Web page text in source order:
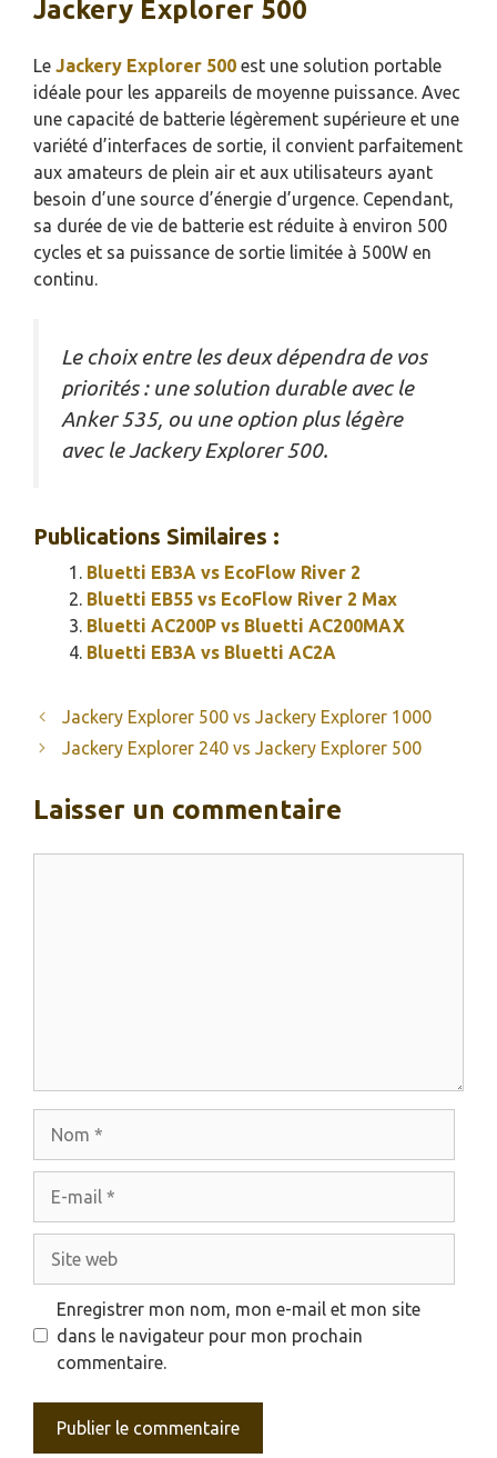
Jackery Explorer 500
Le Jackery Explorer 500 est une solution portable
idéale pour les appareils de moyenne puissance. Avec
une capacité de batterie légèrement supérieure et une
variété d’interfaces de sortie, il convient parfaitement
aux amateurs de plein air et aux utilisateurs ayant
besoin d’une source d’énergie d’urgence. Cependant,
sa durée de vie de batterie est réduite à environ 500
cycles et sa puissance de sortie limitée à 500W en
continu.
Le choix entre les deux dépendra de vos
priorités : une solution durable avec le
Anker 535, ou une option plus légère
avec le Jackery Explorer 500.
Publications Similaires :
Bluetti EB3A vs EcoFlow River 2
Bluetti EB55 vs EcoFlow River 2 Max
Bluetti AC200P vs Bluetti AC200MAX
Bluetti EB3A vs Bluetti AC2A
Jackery Explorer 500 vs Jackery Explorer 1000
Jackery Explorer 240 vs Jackery Explorer 500
Laisser un commentaire
mail
web
Enregistrer mon nom, mon e-mail et mon site
dans le navigateur pour mon prochain
commentaire.